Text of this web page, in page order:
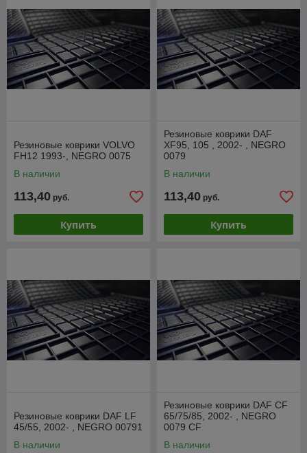
Резиновые коврики VOLVO
FH12 1993-, NEGRO 0075
В наличии
113,40 руб.
Купить
Резиновые коврики DAF
XF95, 105 , 2002- , NEGRO
0079
В наличии
113,40 руб.
Купить
Резиновые коврики DAF LF
45/55, 2002- , NEGRO 00791
В наличии
Резиновые коврики DAF CF
65/75/85, 2002- , NEGRO
0079 CF
В наличии